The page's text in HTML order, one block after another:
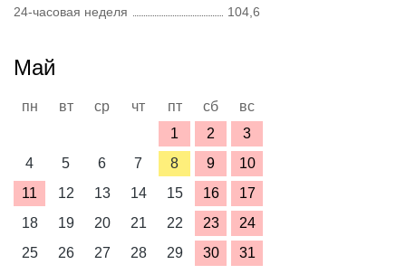
24-часовая неделя
104,6
Май
пн вт ср чт пт сб
вс
1
2
3
4
5 6 7 8 9
10
11
12 13 14 15 16
17
18
19 20 21 22 23
24
25
26 27 28 29 30 31